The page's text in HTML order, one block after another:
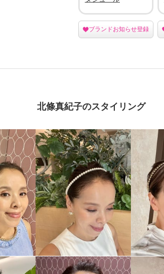
ブランドお知らせ登録
北條真紀子のスタイリング